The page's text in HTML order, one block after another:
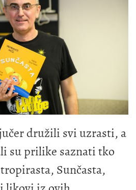
družili svi uzrasti, a
su prilike saznati tko
Sunčasta,